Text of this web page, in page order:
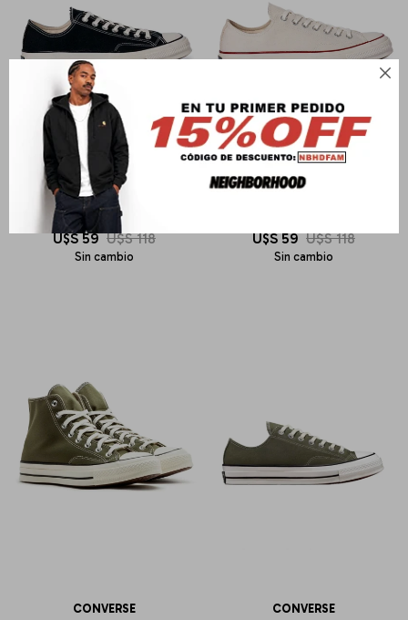

CONVERSE
chuck 70
U$S 59 U$S 118
Sin cambio
U$S 59 U$S 118
Sin cambio
CONVERSE CONVERSE